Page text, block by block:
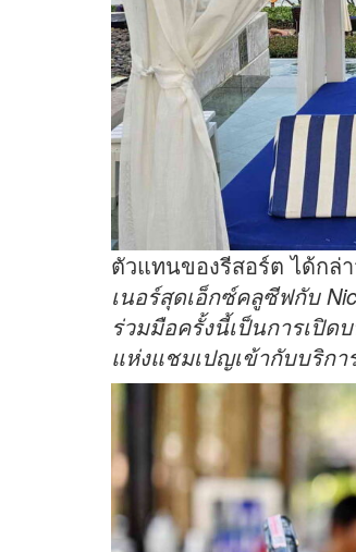
ตัวแทนของรีสอร์ต ได้กล่
เนอร์สุดเอ็กซ์คลูซีฟกับ
ร่วมมือครั้งนี้เป็นการเปิด
แห่งแชมเปญเข้ากับบริกา